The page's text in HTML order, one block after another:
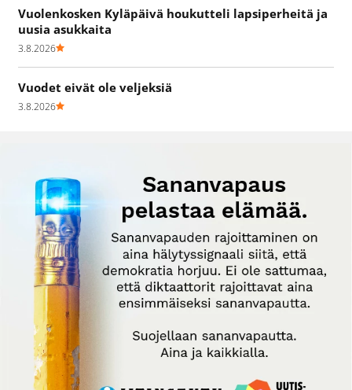
Vuolenkosken Kyläpäivä houkutteli lapsiperheitä ja
uusia asukkaita
3.8.2026
Vuodet eivät ole veljeksiä
3.8.2026